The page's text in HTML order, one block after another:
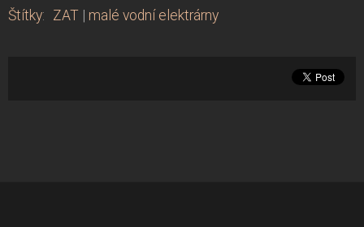
Štítky: ZAT | malé vodní elektrárny